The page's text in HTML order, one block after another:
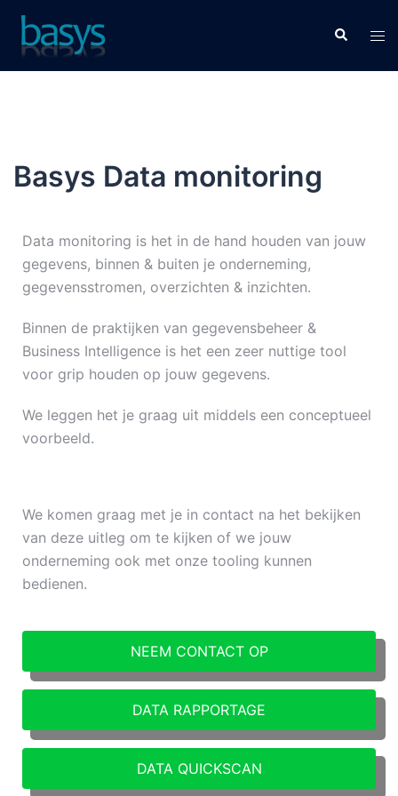
Basys Data monitoring
Data monitoring is het in de hand houden van jouw
gegevens, binnen & buiten je onderneming,
gegevensstromen, overzichten & inzichten.
Binnen de praktijken van gegevensbeheer &
Business Intelligence is het een zeer nuttige tool
voor grip houden op jouw gegevens.
We leggen het je graag uit middels een conceptueel
voorbeeld.
We komen graag met je in contact na het bekijken
van deze uitleg om te kijken of we jouw
onderneming ook met onze tooling kunnen
bedienen.
NEEM CONTACT OP
DATA RAPPORTAGE
DATA QUICKSCAN